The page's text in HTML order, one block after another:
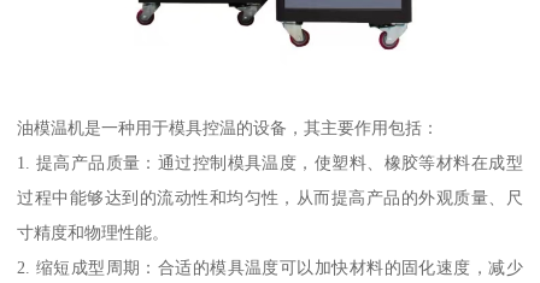
油模温机是一种用于模具控温的设备，其主要作用包括：
1. 提高产品质量：通过控制模具温度，使塑料、橡胶等材料在成型
过程中能够达到的流动性和均匀性，从而提高产品的外观质量、尺
寸精度和物理性能。
2. 缩短成型周期：合适的模具温度可以加快材料的固化速度，减少